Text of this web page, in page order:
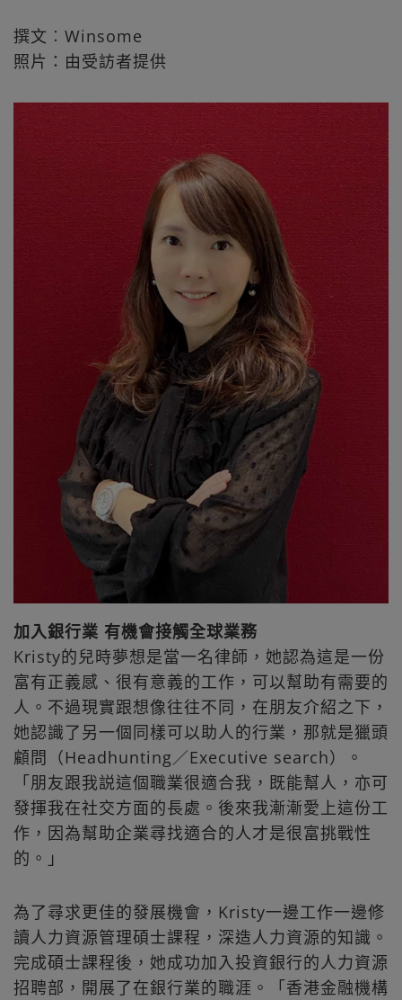
撰文︰Winsome
照片：由受訪者提供
加入銀行業 有機會接觸全球業務
Kristy的兒時夢想是當一名律師，她認為這是一份
富有正義感、很有意義的工作，可以幫助有需要的
人。不過現實跟想像往往不同，在朋友介紹之下，
她認識了另一個同樣可以助人的行業，那就是獵頭
顧問（Headhunting／Executive search）。
「朋友跟我説這個職業很適合我，既能幫人，亦可
發揮我在社交方面的長處。後來我漸漸愛上這份工
作，因為幫助企業尋找適合的人才是很富挑戰性
的。」
為了尋求更佳的發展機會，Kristy一邊工作一邊修
讀人力資源管理碩士課程，深造人力資源的知識。
完成碩士課程後，她成功加入投資銀行的人力資源
招聘部，開展了在銀行業的職涯。「香港金融機構